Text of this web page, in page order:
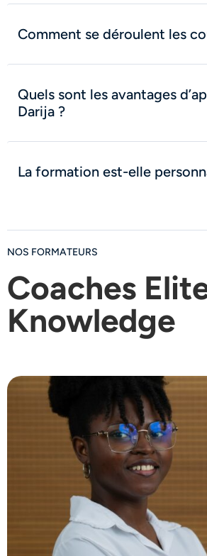
Comment se déroulent les
Quels sont les avantages
Darija ?
La formation est-elle
NOS FORMATEURS
Coaches
Knowledge